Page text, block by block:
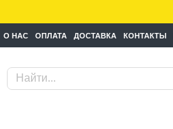
О НАС ОПЛАТА ДОСТАВКА КОНТАКТЫ